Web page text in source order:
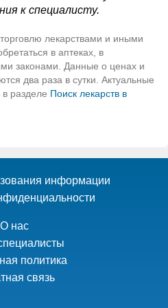
к специалисту.
лекарствами и иными
в аптеках, в
законами. Данные о ценах и
два раза в сутки. Актуальные
разделе Поиск лекарств в
информации
О нас
политика
связь